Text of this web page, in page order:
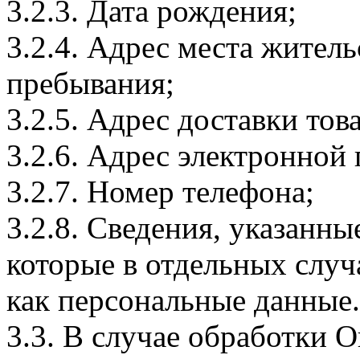
3.2.3. Дата рождения;
3.2.4. Адрес места
пребывания;
3.2.5. Адрес доставки
3.2.6. Адрес электронной
3.2.7. Номер телефона;
3.2.8. Сведения,
которые в отдельных
как персональные данные.
3.3. В случае обработки